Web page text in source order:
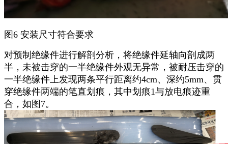
图6 安装尺寸符合要求
对预制绝缘件进行解剖分析，将绝缘件延轴向剖成两
半，未被击穿的一半绝缘件外观无异常，被耐压击穿的
一半绝缘件上发现两条平行距离约4cm、深约5mm、贯
穿绝缘件两端的笔直划痕，其中划痕1与放电痕迹重
合，如图7。